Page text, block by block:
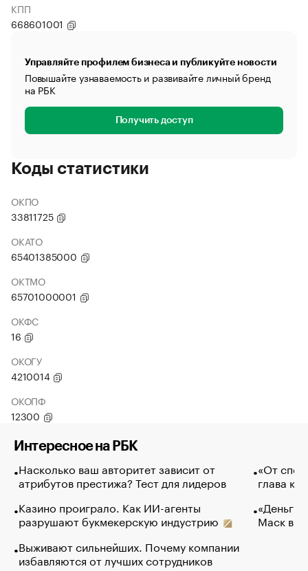
КПП
668601001
Управляйте профилем бизнеса и публикуйте новости
Повышайте узнаваемость и развивайте личный бренд
на РБК
Получить доступ
Коды статистики
ОКПО
33811725
ОКАТО
65401385000
ОКТМО
65701000001
ОКФС
16
ОКОГУ
4210014
ОКОПФ
12300
Интересное на РБК
Насколько ваш авторитет зависит от
атрибутов престижа? Тест для лидеров
Казино проиграло. Как ИИ-агенты
разрушают букмекерскую индустрию
Выживают сильнейших. Почему компании
избавляются от лучших сотрудников
«От
глава
«Деньги
Маск в